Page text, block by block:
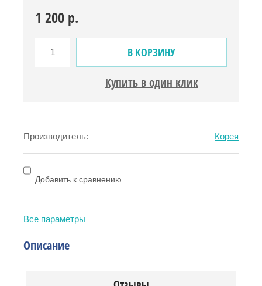
1 200 р.
В КОРЗИНУ
Купить в один клик
Производитель: Корея
Добавить к сравнению
Все параметры
Описание